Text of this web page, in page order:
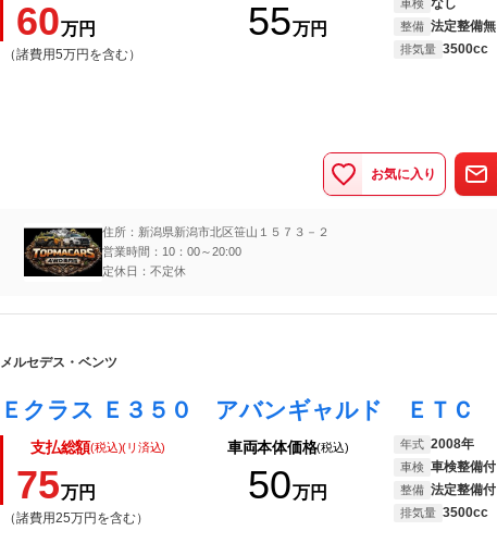
60万円
（諸費用5万円を含む）
55万円
車検 なし
整備 法定整備無
排気量 3500cc
お気に入り
住所：新潟県新潟市北区笹山１５７３－２
営業時間：10：00～20:00
定休日：不定休
メルセデス・ベンツ
支払総額(税込)(リ済込)
75万円
（諸費用25万円を含む）
車両本体価格(税込)
50万円
年式 2008年
車検 車検整備付
整備 法定整備付
排気量 3500cc